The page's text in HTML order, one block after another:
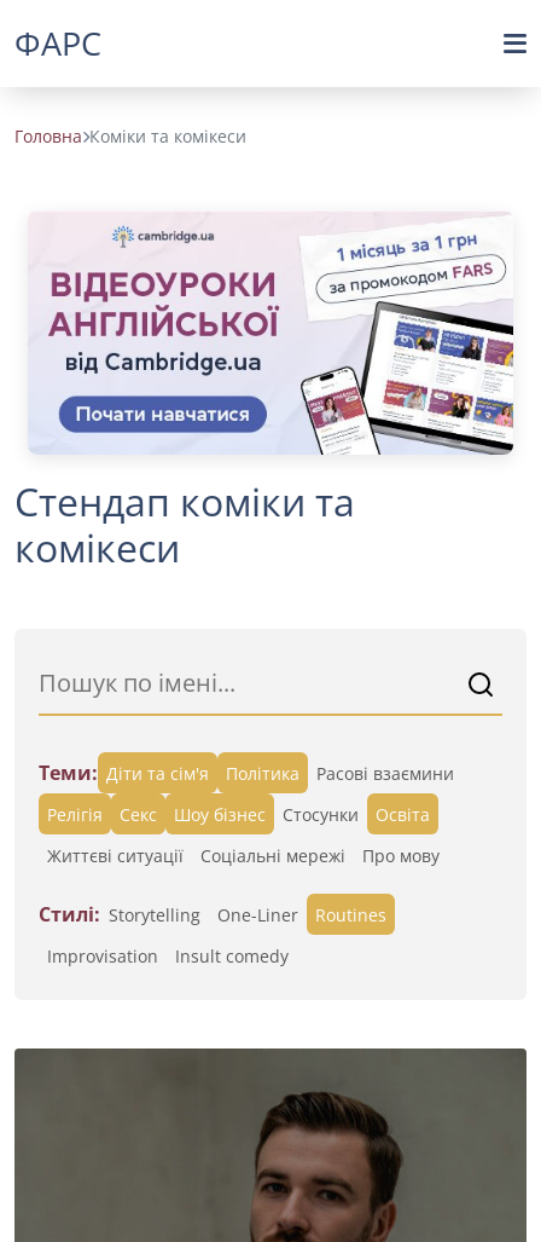
ФАРС
Головна Коміки та комікеси
Стендап коміки та
комікеси
Теми: Діти та сім'я Політика
Расові взаємини
Релігія
Секс Шоу бізнес Стосунки
Освіта
Життєві ситуації
Cоціальні мережі Про мову
Стилі: Storytelling One-Liner
Routines
Improvisation
Insult comedy